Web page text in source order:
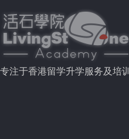
专注于香港留学升学服务及培训